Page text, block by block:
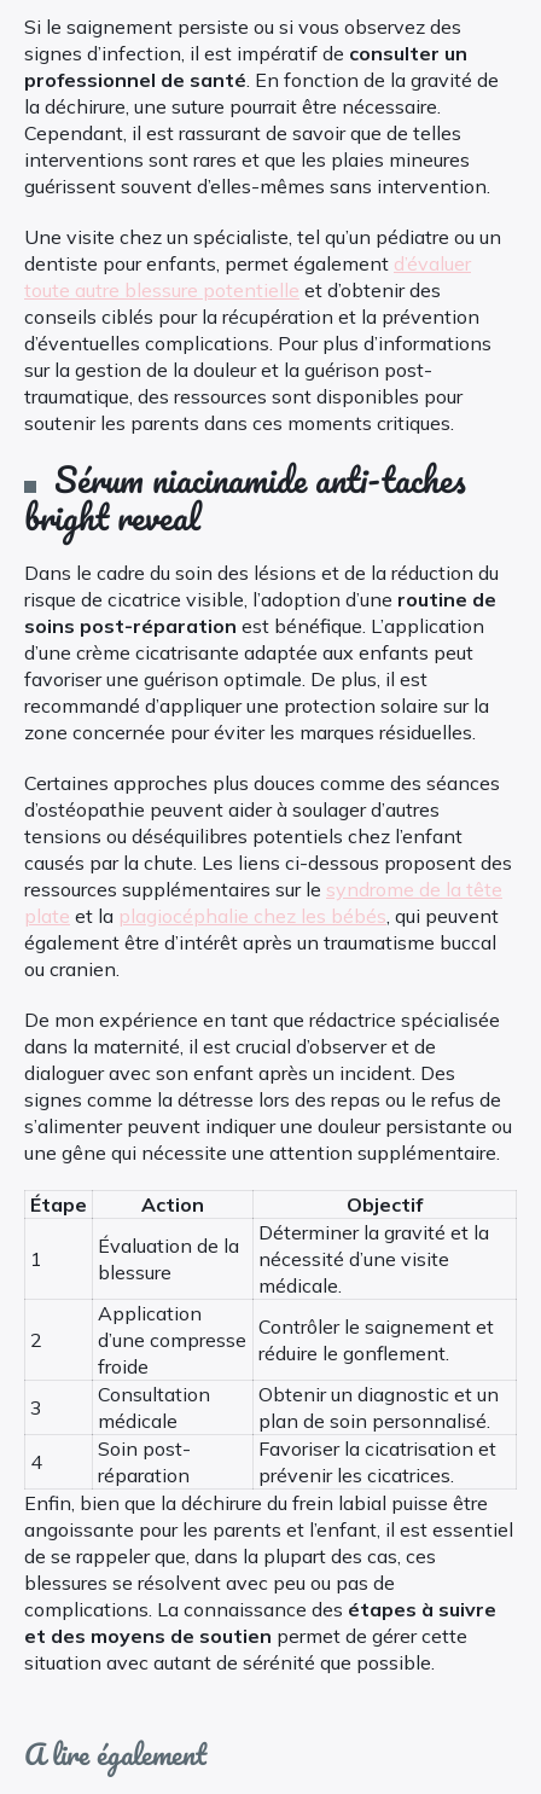
Si le saignement persiste ou si vous observez des
signes d’infection, il est impératif de consulter un
professionnel de santé. En fonction de la gravité de
la déchirure, une suture pourrait être nécessaire.
Cependant, il est rassurant de savoir que de telles
interventions sont rares et que les plaies mineures
guérissent souvent d’elles-mêmes sans intervention.
Une visite chez un spécialiste, tel qu’un pédiatre ou un
dentiste pour enfants, permet également d’évaluer
toute autre blessure potentielle et d’obtenir des
conseils ciblés pour la récupération et la prévention
d’éventuelles complications. Pour plus d’informations
sur la gestion de la douleur et la guérison post-
traumatique, des ressources sont disponibles pour
soutenir les parents dans ces moments critiques.
Sérum niacinamide anti-taches
bright reveal
Dans le cadre du soin des lésions et de la réduction du
risque de cicatrice visible, l’adoption d’une routine de
soins post-réparation est bénéfique. L’application
d’une crème cicatrisante adaptée aux enfants peut
favoriser une guérison optimale. De plus, il est
recommandé d’appliquer une protection solaire sur la
zone concernée pour éviter les marques résiduelles.
Certaines approches plus douces comme des séances
d’ostéopathie peuvent aider à soulager d’autres
tensions ou déséquilibres potentiels chez l’enfant
causés par la chute. Les liens ci-dessous proposent des
ressources supplémentaires sur le syndrome de la tête
plate et la plagiocéphalie chez les bébés, qui peuvent
également être d’intérêt après un traumatisme buccal
ou cranien.
De mon expérience en tant que rédactrice spécialisée
dans la maternité, il est crucial d’observer et de
dialoguer avec son enfant après un incident. Des
signes comme la détresse lors des repas ou le refus de
s’alimenter peuvent indiquer une douleur persistante ou
une gêne qui nécessite une attention supplémentaire.
Étape Action Objectif
1
Évaluation de la
blessure
Déterminer la gravité et la
nécessité d’une visite
médicale.
2
Application
d’une compresse
froide
Contrôler le saignement et
réduire le gonflement.
3
Consultation
médicale
Obtenir un diagnostic et un
plan de soin personnalisé.
4
Soin post-
réparation
Favoriser la cicatrisation et
prévenir les cicatrices.
Enfin, bien que la déchirure du frein labial puisse être
angoissante pour les parents et l’enfant, il est essentiel
de se rappeler que, dans la plupart des cas, ces
blessures se résolvent avec peu ou pas de
complications. La connaissance des étapes à suivre
et des moyens de soutien permet de gérer cette
situation avec autant de sérénité que possible.
A lire également